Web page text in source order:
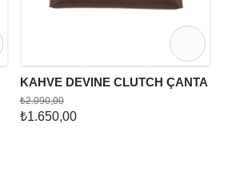
KAHVE DEVINE CLUTCH ÇANTA
₺1.650,00
₺2.090,00